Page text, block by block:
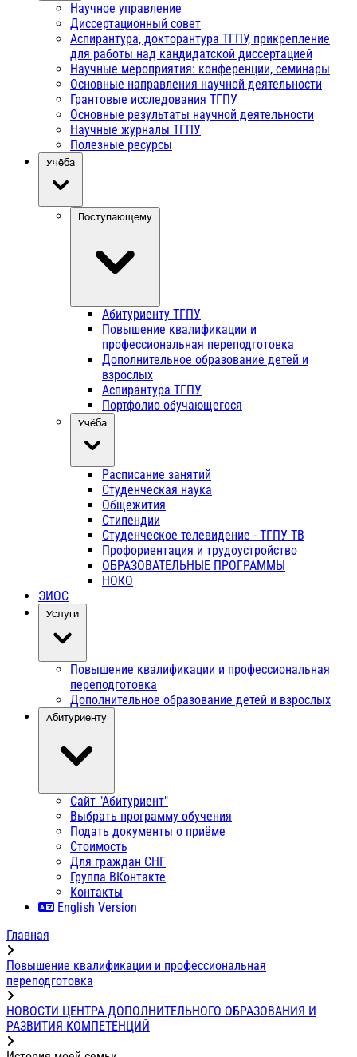
Научное управление
Диссертационный совет
Аспирантура, докторантура ТГПУ, прикрепление
для работы над кандидатской диссертацией
Научные мероприятия: конференции, семинары
Основные направления научной деятельности
Грантовые исследования ТГПУ
Основные результаты научной деятельности
Научные журналы ТГПУ
Полезные ресурсы
Учёба
Поступающему
Абитуриенту ТГПУ
Повышение квалификации и
профессиональная переподготовка
Дополнительное образование детей и
взрослых
Аспирантура ТГПУ
Портфолио обучающегося
Учёба
Расписание занятий
Студенческая наука
Общежития
Стипендии
Студенческое телевидение - ТГПУ ТВ
Профориентация и трудоустройство
ОБРАЗОВАТЕЛЬНЫЕ ПРОГРАММЫ
НОКО
ЭИОС
Услуги
Повышение квалификации и профессиональная
переподготовка
Дополнительное образование детей и взрослых
Абитуриенту
Сайт "Абитуриент"
Выбрать программу обучения
Подать документы о приёме
Стоимость
Для граждан СНГ
Группа ВКонтакте
Контакты
English Version
Главная
Повышение квалификации и профессиональная
переподготовка
НОВОСТИ ЦЕНТРА ДОПОЛНИТЕЛЬНОГО ОБРАЗОВАНИЯ И
РАЗВИТИЯ КОМПЕТЕНЦИЙ